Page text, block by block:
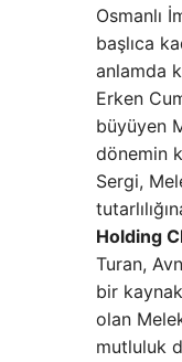
Osmanlı
başlıca
anlamda
Erken
büyüyen
dönemin
Sergi,
Holding
Turan,
bir
olan
mutluluk